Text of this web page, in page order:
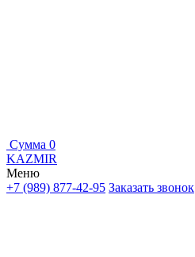
Сумма 0
KAZMIR
Меню
+7 (989) 877-42-95 Заказать звонок